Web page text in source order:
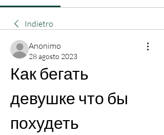
Indietro
Anonimo
28 agosto 2023
Как бегать
девушке что бы
похудеть